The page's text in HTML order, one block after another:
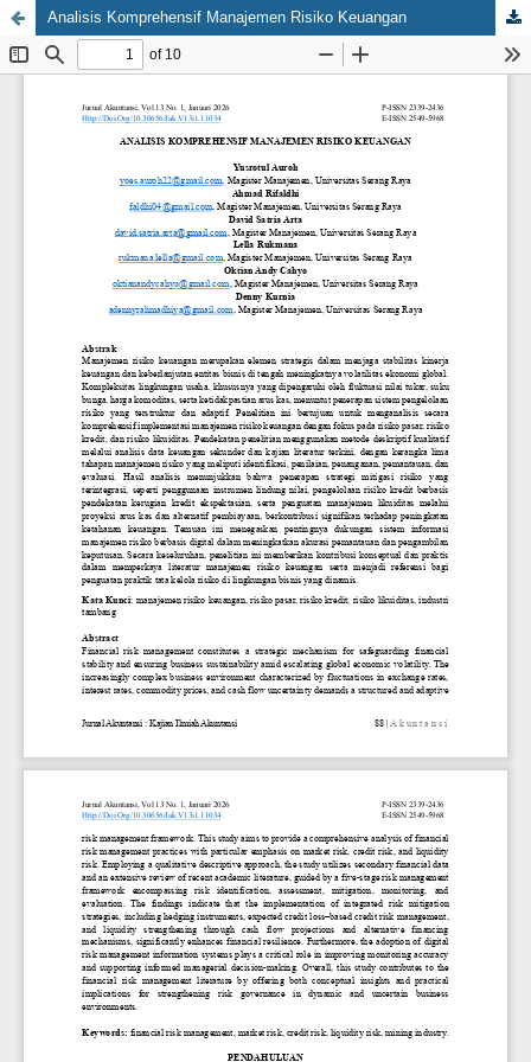
Analisis Komprehensif Manajemen Risiko Keuangan